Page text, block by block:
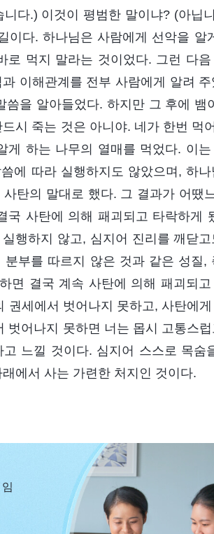
다.) 이것이 평범한 말이냐? (아닙
이다. 하나님은 사람에게 선악을 알
먹지 말라는 것이었다. 그런 다음
이해관계를 전부 사람에게 알려
을 알아들었다. 하지만 그 후에 뱀
시 죽는 것은 아니야. 네가 한번 먹
하는 나무의 열매를 먹었다. 이는
에 따라 실행하지도 않았으며, 하나
탄의 말대로 했다. 그 결과가 어땠
사탄에 의해 패괴되고 타락하게
행하지 않고, 심지어 진리를 깨닫
부를 따르지 않은 것과 같은 성질,
면 결국 계속 사탄에 의해 패괴되고
권세에서 벗어나지 못하고, 사탄에
어나지 못하면 너는 몹시 고통스럽
느낄 것이다. 심지어 스스로 목숨
에서 사는 가련한 처지인 것이다.